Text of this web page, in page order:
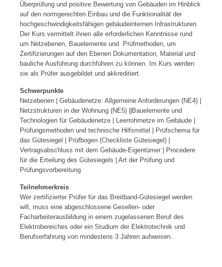
Überprüfung und positive Bewertung von Gebäuden im Hinblick
auf den normgerechten Einbau und die Funktionalität der
hochgeschwindigkeitsfähigen gebäudeinternen Infrastrukturen.
Der Kurs vermittelt ihnen alle erforderlichen Kenntnisse rund
um Netzebenen, Bauelemente und Prüfmethoden, um
Zertifizierungen auf den Ebenen Dokumentation, Material und
bauliche Ausführung durchführen zu können. Im Kurs werden
sie als Prüfer ausgebildet und akkreditiert.
Schwerpunkte
Netzebenen | Gebäudenetze: Allgemeine Anforderungen (NE4) |
Netzstrukturen in der Wohnung (NE5) ||Bauelemente und
Technologien für Gebäudenetze | Leerrohrnetze im Gebäude |
Prüfungsmethoden und technische Hilfsmittel | Prüfschema für
das Gütesiegel | Prüfbogen (Checkliste Gütesiegel) |
Vertragsabschluss mit dem Gebäude-Eigentümer | Procedere
für die Erteilung des Gütesiegels | Art der Prüfung und
Prüfungsvorbereitung
Teilnehmerkreis
Wer zertifizierter Prüfer für das Breitband-Gütesiegel werden
will, muss eine abgeschlossene Gesellen- oder
Facharbeiterausbildung in einem zugelassenen Beruf des
Elektrobereiches oder ein Studium der Elektrotechnik und
Berufserfahrung von mindestens 3 Jahren aufweisen.